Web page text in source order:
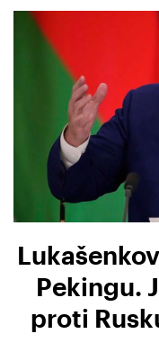
Pekingu.
proti